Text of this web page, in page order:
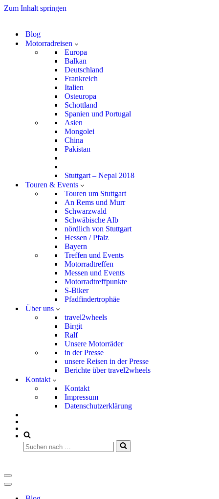
Zum Inhalt springen
Blog
Motorradreisen
Europa
Balkan
Deutschland
Frankreich
Italien
Osteuropa
Schottland
Spanien und Portugal
Asien
Mongolei
China
Pakistan
Stuttgart – Nepal 2018
Touren & Events
Touren um Stuttgart
An Rems und Murr
Schwarzwald
Schwäbische Alb
nördlich von Stuttgart
Hessen / Pfalz
Bayern
Treffen und Events
Motorradtreffen
Messen und Events
Motorradtreffpunkte
S-Biker
Pfadfindertrophäe
Über uns
travel2wheels
Birgit
Ralf
Unsere Motorräder
in der Presse
unsere Reisen in der Presse
Berichte über travel2wheels
Kontakt
Kontakt
Impressum
Datenschutzerklärung
Suchen
nach …
Navigationsmenü
Navigationsmenü